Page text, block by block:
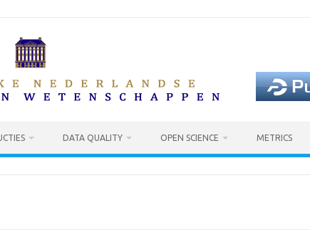
DATA QUALITY OPEN SCIENCE METRICS